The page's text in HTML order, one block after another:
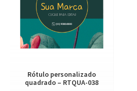
Rótulo personalizado
quadrado – RTQUA-038